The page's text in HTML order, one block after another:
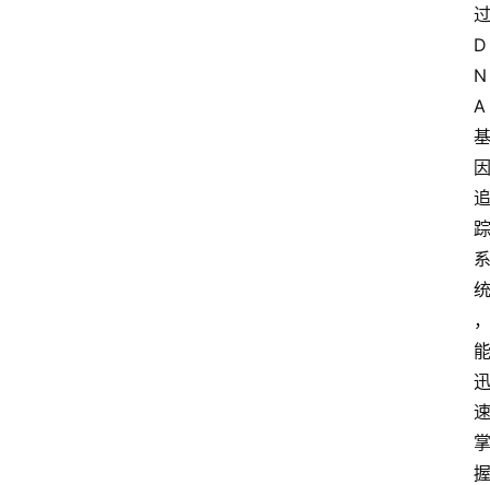
过
D
N
A
基
因
追
踪
系
统
，
能
迅
速
掌
握